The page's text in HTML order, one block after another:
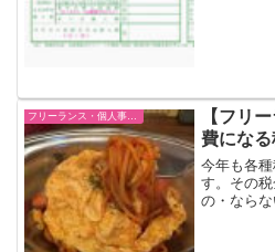
【フリ
費にな
今年も各
す。その
の・ならな